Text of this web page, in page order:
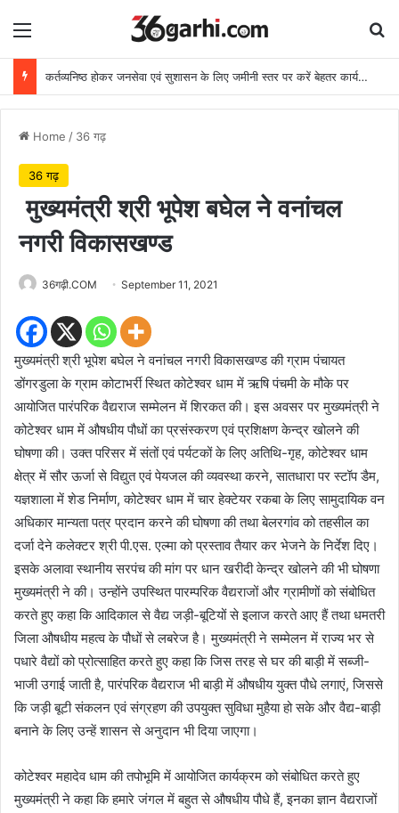
Menu
कर्तव्यनिष्ठ होकर जनसेवा एवं सुशासन के लिए जमीनी स्तर पर करें बेहतर कार्य: मुख्यमंत्री
Home / 36 गढ़
36 गढ़
मुख्यमंत्री श्री भूपेश बघेल ने वनांचल
नगरी विकासखण्ड
36गढ़ी.COM September 11, 2021
मुख्यमंत्री श्री भूपेश बघेल ने वनांचल नगरी विकासखण्ड की ग्राम पंचायत
डोंगरडुला के ग्राम कोटाभर्री स्थित कोटेश्वर धाम में ऋषि पंचमी के मौके पर
आयोजित पारंपरिक वैद्यराज सम्मेलन में शिरकत की। इस अवसर पर मुख्यमंत्री ने
कोटेश्वर धाम में औषधीय पौधों का प्रसंस्करण एवं प्रशिक्षण केन्द्र खोलने की
घोषणा की। उक्त परिसर में संतों एवं पर्यटकों के लिए अतिथि-गृह, कोटेश्वर धाम
क्षेत्र में सौर ऊर्जा से विद्युत एवं पेयजल की व्यवस्था करने, सातधारा पर स्टॉप डैम,
यज्ञशाला में शेड निर्माण, कोटेश्वर धाम में चार हेक्टेयर रकबा के लिए सामुदायिक वन
अधिकार मान्यता पत्र प्रदान करने की घोषणा की तथा बेलरगांव को तहसील का
दर्जा देने कलेक्टर श्री पी.एस. एल्मा को प्रस्ताव तैयार कर भेजने के निर्देश दिए।
इसके अलावा स्थानीय सरपंच की मांग पर धान खरीदी केन्द्र खोलने की भी घोषणा
मुख्यमंत्री ने की। उन्होंने उपस्थित पारम्परिक वैद्यराजों और ग्रामीणों को संबोधित
करते हुए कहा कि आदिकाल से वैद्य जड़ी-बूटियों से इलाज करते आए हैं तथा धमतरी
जिला औषधीय महत्व के पौधों से लबरेज है। मुख्यमंत्री ने सम्मेलन में राज्य भर से
पधारे वैद्यों को प्रोत्साहित करते हुए कहा कि जिस तरह से घर की बाड़ी में सब्जी-
भाजी उगाई जाती है, पारंपरिक वैद्यराज भी बाड़ी में औषधीय युक्त पौधे लगाएं, जिससे
कि जड़ी बूटी संकलन एवं संग्रहण की उपयुक्त सुविधा मुहैया हो सके और वैद्य-बाड़ी
बनाने के लिए उन्हें शासन से अनुदान भी दिया जाएगा।
कोटेश्वर महादेव धाम की तपोभूमि में आयोजित कार्यक्रम को संबोधित करते हुए
मुख्यमंत्री ने कहा कि हमारे जंगल में बहुत से औषधीय पौधे हैं, इनका ज्ञान वैद्यराजों